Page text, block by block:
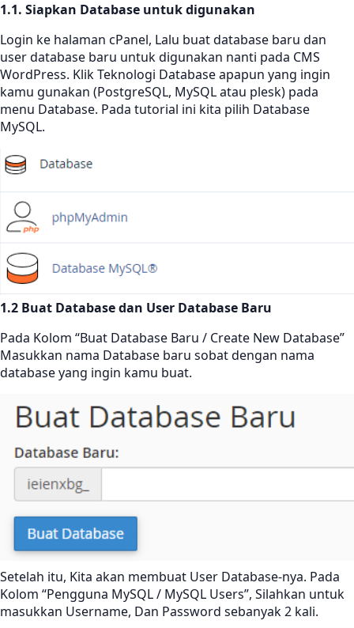
1.1. Siapkan Database untuk digunakan
Login ke halaman cPanel, Lalu buat database baru dan
user database baru untuk digunakan nanti pada CMS
WordPress. Klik Teknologi Database apapun yang ingin
kamu gunakan (PostgreSQL, MySQL atau plesk) pada
menu Database. Pada tutorial ini kita pilih Database
MySQL.
1.2 Buat Database dan User Database Baru
Pada Kolom “Buat Database Baru / Create New Database”
Masukkan nama Database baru sobat dengan nama
database yang ingin kamu buat.
Setelah itu, Kita akan membuat User Database-nya. Pada
Kolom “Pengguna MySQL / MySQL Users”, Silahkan untuk
masukkan Username, Dan Password sebanyak 2 kali.